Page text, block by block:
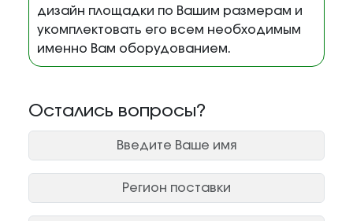
дизайн площадки по Вашим размерам и
укомплектовать его всем необходимым
именно Вам оборудованием.
Остались вопросы?